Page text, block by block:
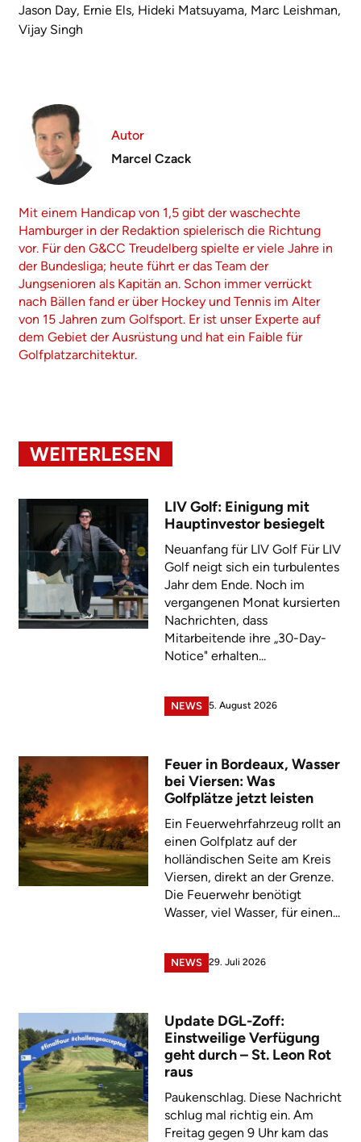
Jason Day, Ernie Els, Hideki Matsuyama, Marc Leishman,
Vijay Singh
Autor
Marcel Czack
Mit einem Handicap von 1,5 gibt der waschechte
Hamburger in der Redaktion spielerisch die Richtung
vor. Für den G&CC Treudelberg spielte er viele Jahre in
der Bundesliga; heute führt er das Team der
Jungsenioren als Kapitän an. Schon immer verrückt
nach Bällen fand er über Hockey und Tennis im Alter
von 15 Jahren zum Golfsport. Er ist unser Experte auf
dem Gebiet der Ausrüstung und hat ein Faible für
Golfplatzarchitektur.
WEITERLESEN
LIV Golf: Einigung mit
Hauptinvestor besiegelt
Neuanfang für LIV Golf Für LIV
Golf neigt sich ein turbulentes
Jahr dem Ende. Noch im
vergangenen Monat kursierten
Nachrichten, dass
Mitarbeitende ihre „30-Day-
Notice" erhalten...
NEWS 5. August 2026
Feuer in Bordeaux, Wasser
bei Viersen: Was
Golfplätze jetzt leisten
Ein Feuerwehrfahrzeug rollt an
einen Golfplatz auf der
holländischen Seite am Kreis
Viersen, direkt an der Grenze.
Die Feuerwehr benötigt
Wasser, viel Wasser, für einen...
NEWS 29. Juli 2026
Update DGL-Zoff:
Einstweilige Verfügung
geht durch – St. Leon Rot
raus
Paukenschlag. Diese Nachricht
schlug mal richtig ein. Am
Freitag gegen 9 Uhr kam das